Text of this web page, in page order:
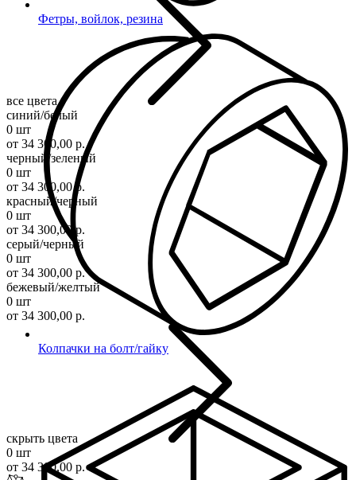
Фетры, войлок, резина
Колпачки на болт/гайку
все цвета
синий/белый
0 шт
от 34 300,00 р.
черный/зеленый
0 шт
от 34 300,00 р.
красный/черный
0 шт
от 34 300,00 р.
серый/черный
0 шт
от 34 300,00 р.
бежевый/желтый
0 шт
от 34 300,00 р.
скрыть цвета
0 шт
от 34 300,00 р.